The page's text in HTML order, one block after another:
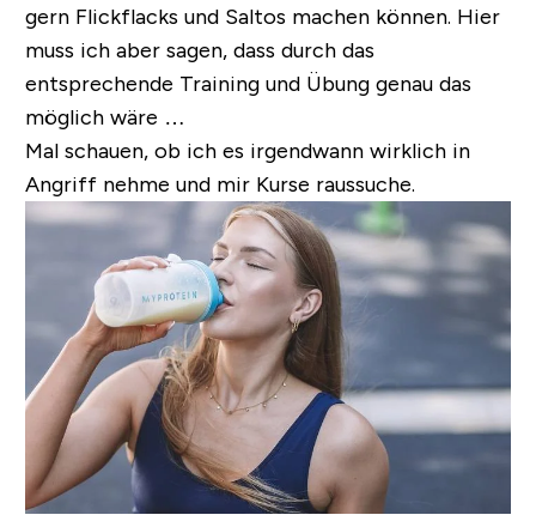
gern Flickflacks und Saltos machen können. Hier
muss ich aber sagen, dass durch das
entsprechende Training und Übung genau das
möglich wäre …
Mal schauen, ob ich es irgendwann wirklich in
Angriff nehme und mir Kurse raussuche.